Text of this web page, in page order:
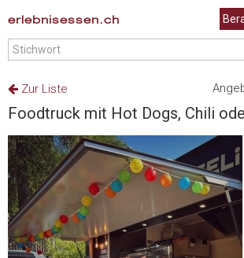
erlebnisessen.ch
Zur Liste
Foodtruck mit Hot Dogs, Chili